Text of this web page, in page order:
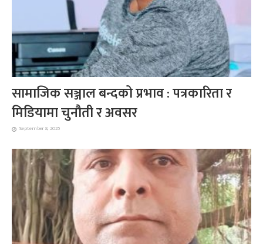
सामाजिक सञ्जाल बन्दको प्रभाव : पत्रकारिता र
मिडियामा चुनौती र अवसर
September 8, 2025